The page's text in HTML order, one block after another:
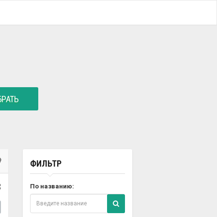
ФИЛЬТР
По названию: